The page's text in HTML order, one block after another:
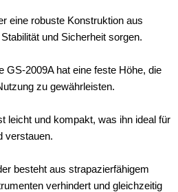
eine robuste Konstruktion aus
und Sicherheit sorgen.
GS-2009A hat eine feste Höhe, die
zu gewährleisten.
leicht und kompakt, was ihn ideal für
verstauen.
besteht aus strapazierfähigem
verhindert und gleichzeitig